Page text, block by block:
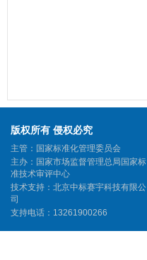
版权所有 侵权必究
主管：国家标准化管理委员会
主办：国家市场监督管理总局国家标
准技术审评中心
技术支持：北京中标赛宇科技有限公
司
支持电话：13261900266